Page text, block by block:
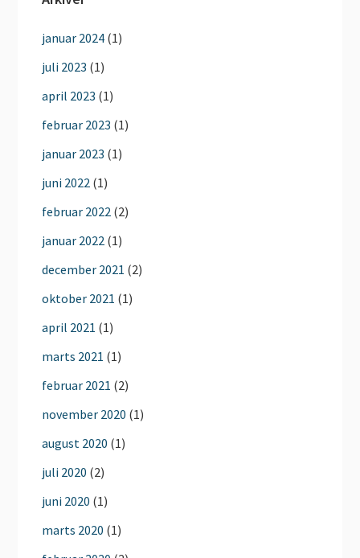
januar 2024 (1)
juli 2023 (1)
april 2023 (1)
februar 2023 (1)
januar 2023 (1)
juni 2022 (1)
februar 2022 (2)
januar 2022 (1)
december 2021 (2)
oktober 2021 (1)
april 2021 (1)
marts 2021 (1)
februar 2021 (2)
november 2020 (1)
august 2020 (1)
juli 2020 (2)
juni 2020 (1)
marts 2020 (1)